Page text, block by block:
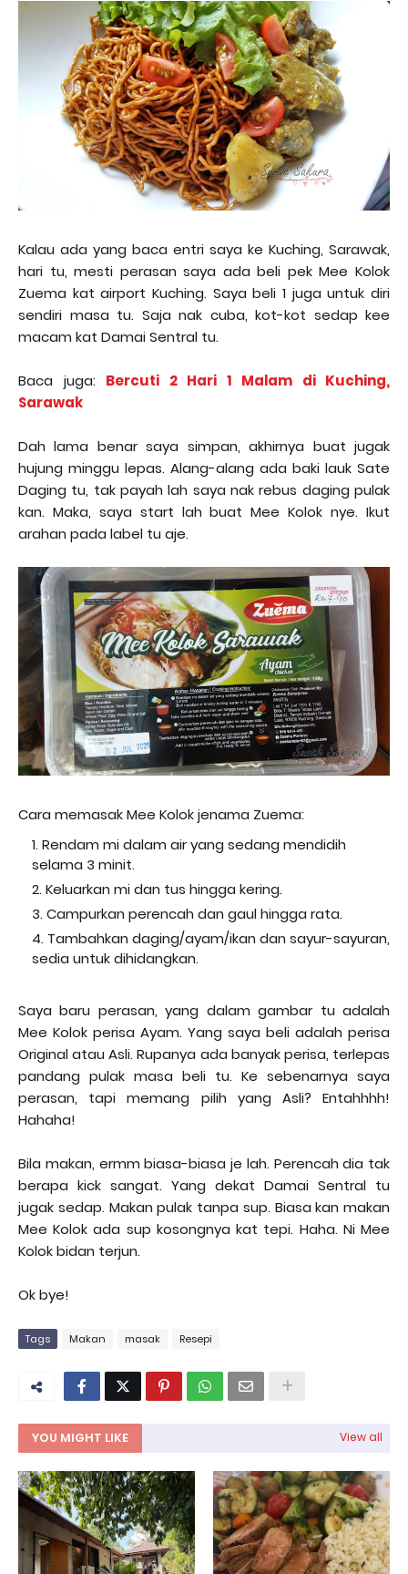
Kalau ada yang baca entri saya ke Kuching, Sarawak,
hari tu, mesti perasan saya ada beli pek Mee Kolok
Zuema kat airport Kuching. Saya beli 1 juga untuk diri
sendiri masa tu. Saja nak cuba, kot-kot sedap kee
macam kat Damai Sentral tu.
Baca juga: Bercuti 2 Hari 1 Malam di Kuching,
Sarawak
Dah lama benar saya simpan, akhirnya buat jugak
hujung minggu lepas. Alang-alang ada baki lauk Sate
Daging tu, tak payah lah saya nak rebus daging pulak
kan. Maka, saya start lah buat Mee Kolok nye. Ikut
arahan pada label tu aje.
Cara memasak Mee Kolok jenama Zuema:
Rendam mi dalam air yang sedang mendidih
selama 3 minit.
Keluarkan mi dan tus hingga kering.
Campurkan perencah dan gaul hingga rata.
Tambahkan daging/ayam/ikan dan sayur-sayuran,
sedia untuk dihidangkan.
Saya baru perasan, yang dalam gambar tu adalah
Mee Kolok perisa Ayam. Yang saya beli adalah perisa
Original atau Asli. Rupanya ada banyak perisa, terlepas
pandang pulak masa beli tu. Ke sebenarnya saya
perasan, tapi memang pilih yang Asli? Entahhhh!
Hahaha!
Bila makan, ermm biasa-biasa je lah. Perencah dia tak
berapa kick sangat. Yang dekat Damai Sentral tu
jugak sedap. Makan pulak tanpa sup. Biasa kan makan
Mee Kolok ada sup kosongnya kat tepi. Haha. Ni Mee
Kolok bidan terjun.
Ok bye!
Tags Makan masak Resepi
YOU MIGHT LIKE View all